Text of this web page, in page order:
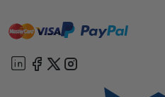
mastervisa paypal